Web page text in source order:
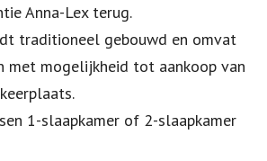
Anna-Lex terug.
traditioneel gebouwd en omvat
met mogelijkheid tot aankoop van
1-slaapkamer of 2-slaapkamer